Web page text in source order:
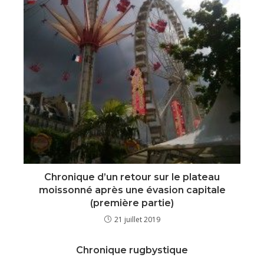
Chronique d’un retour sur le plateau
moissonné après une évasion capitale
(première partie)
21 juillet 2019
Chronique rugbystique